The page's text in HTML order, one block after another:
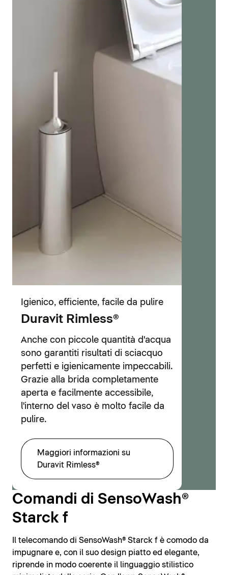
Igienico, efficiente, facile da pulire
Duravit Rimless®
Anche con piccole quantità d'acqua
sono garantiti risultati di sciacquo
perfetti e igienicamente impeccabili.
Grazie alla brida completamente
aperta e facilmente accessibile,
l'interno del vaso è molto facile da
pulire.
Maggiori informazioni su
Duravit Rimless®
Comandi di SensoWash®
Starck f
Il telecomando di SensoWash® Starck f è comodo da
impugnare e, con il suo design piatto ed elegante,
riprende in modo coerente il linguaggio stilistico